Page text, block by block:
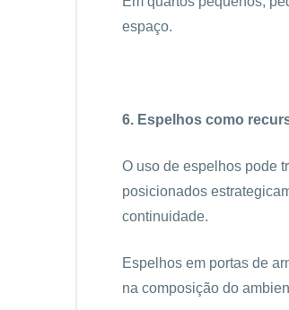
espaço.
6. Espelhos como
O uso de espelhos pode
posicionados
continuidade.
Espelhos em portas de
na composição do